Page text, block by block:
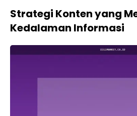
Strategi Konten yang
Kedalaman Informasi